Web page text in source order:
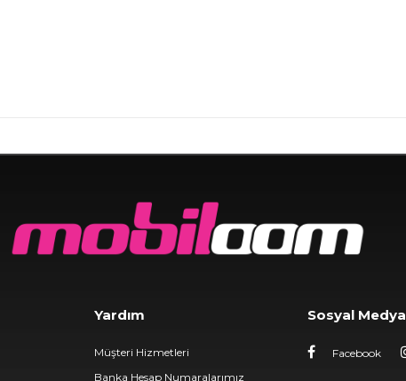
Yardım
Müşteri Hizmetleri
Banka Hesap Numaralarımız
Sosyal Medya
Facebook